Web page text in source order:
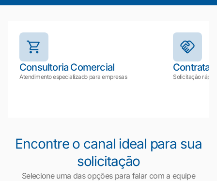
Consultoria Comercial
Atendimento especializado para empresas Solicitação
Encontre o canal ideal para sua
solicitação
Selecione uma das opções para falar com a equipe
Mariana da Vono
online agora